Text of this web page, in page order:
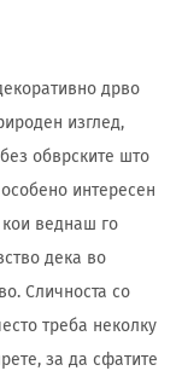
дрво
изглед,
обврските што
интересен
веднаш го
дека во
Сличноста со
треба неколку
за да сфатите